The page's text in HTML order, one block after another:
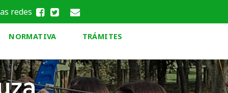
redes
NORMATIVA TRÁMITES